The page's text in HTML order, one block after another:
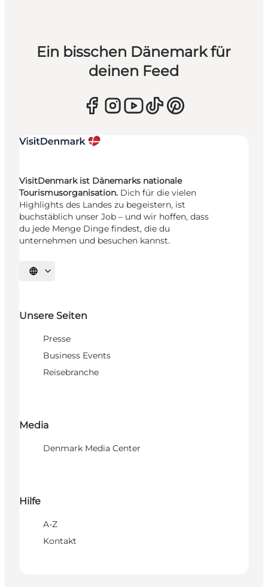
Ein bisschen Dänemark für
deinen Feed
VisitDenmark ist Dänemarks nationale
Tourismusorganisation. Dich für die vielen
Highlights des Landes zu begeistern, ist
buchstäblich unser Job – und wir hoffen, dass
du jede Menge Dinge findest, die du
unternehmen und besuchen kannst.
Sprache auswählen
Unsere Seiten
Presse
Business Events
Reisebranche
Media
Denmark Media Center
Hilfe
A-Z
Kontakt